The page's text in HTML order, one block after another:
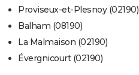
Proviseux-et-Plesnoy (02190)
Balham (08190)
La Malmaison (02190)
Évergnicourt (02190)